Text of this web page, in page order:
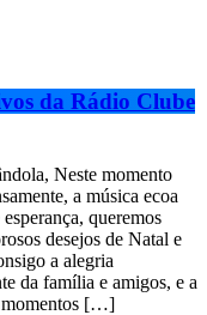
da Rádio Clube
Neste momento
a música ecoa
queremos
desejos de Natal e
a alegria
da família e amigos, e a
momentos […]